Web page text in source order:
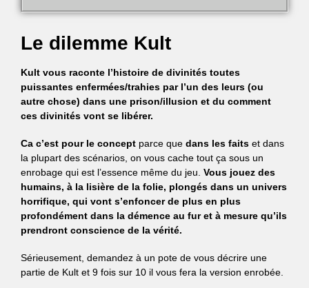
Le dilemme Kult
Kult vous raconte l’histoire de divinités toutes
puissantes enfermées/trahies par l’un des leurs (ou
autre chose) dans une prison/illusion et du comment
ces divinités vont se libérer.
Ca c’est pour le concept parce que dans les faits et dans
la plupart des scénarios, on vous cache tout ça sous un
enrobage qui est l’essence même du jeu. Vous jouez des
humains, à la lisière de la folie, plongés dans un univers
horrifique, qui vont s’enfoncer de plus en plus
profondément dans la démence au fur et à mesure qu’ils
prendront conscience de la vérité.
Sérieusement, demandez à un pote de vous décrire une
partie de Kult et 9 fois sur 10 il vous fera la version enrobée.